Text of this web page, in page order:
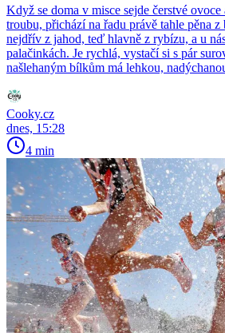
Když se doma v misce sejde čerstvé
troubu, přichází na řadu právě tahle pěna
nejdřív z jahod, teď hlavně z rybízu, a u
palačinkách. Je rychlá, vystačí si s pár
našlehaným bílkům má lehkou,
Cooky.cz
dnes, 15:28
4 min